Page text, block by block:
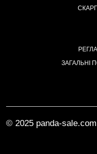
ЗАГАЛЬНІ
© 2025 panda-